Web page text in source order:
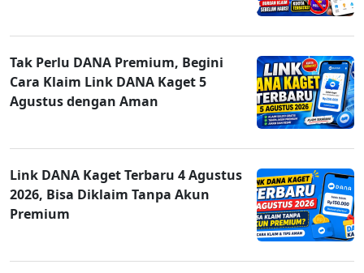
Tak Perlu DANA Premium, Begini
Cara Klaim Link DANA Kaget 5
Agustus dengan Aman
Link DANA Kaget Terbaru 4 Agustus
2026, Bisa Diklaim Tanpa Akun
Premium